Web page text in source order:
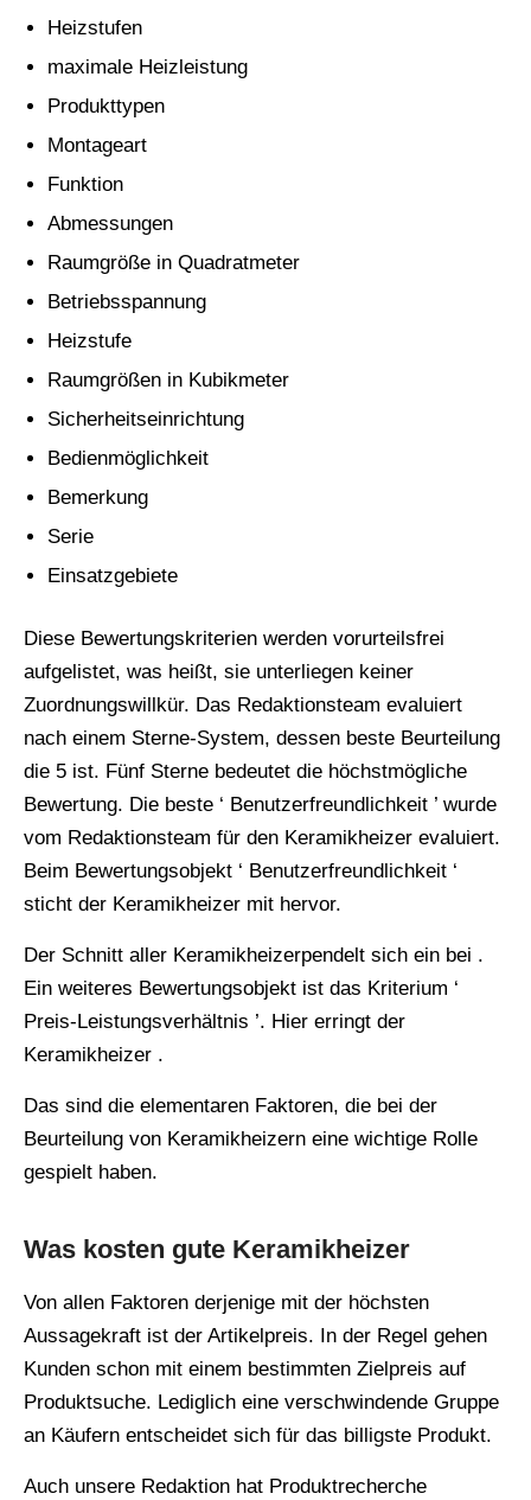
Heizstufen
maximale Heizleistung
Produkttypen
Montageart
Funktion
Abmessungen
Raumgröße in Quadratmeter
Betriebsspannung
Heizstufe
Raumgrößen in Kubikmeter
Sicherheitseinrichtung
Bedienmöglichkeit
Bemerkung
Serie
Einsatzgebiete
Diese Bewertungskriterien werden vorurteilsfrei
aufgelistet, was heißt, sie unterliegen keiner
Zuordnungswillkür. Das Redaktionsteam evaluiert
nach einem Sterne-System, dessen beste Beurteilung
die 5 ist. Fünf Sterne bedeutet die höchstmögliche
Bewertung. Die beste ‘ Benutzerfreundlichkeit ’ wurde
vom Redaktionsteam für den Keramikheizer evaluiert.
Beim Bewertungsobjekt ‘ Benutzerfreundlichkeit ‘
sticht der Keramikheizer mit hervor.
Der Schnitt aller Keramikheizerpendelt sich ein bei .
Ein weiteres Bewertungsobjekt ist das Kriterium ‘
Preis-Leistungsverhältnis ’. Hier erringt der
Keramikheizer .
Das sind die elementaren Faktoren, die bei der
Beurteilung von Keramikheizern eine wichtige Rolle
gespielt haben.
Was kosten gute Keramikheizer
Von allen Faktoren derjenige mit der höchsten
Aussagekraft ist der Artikelpreis. In der Regel gehen
Kunden schon mit einem bestimmten Zielpreis auf
Produktsuche. Lediglich eine verschwindende Gruppe
an Käufern entscheidet sich für das billigste Produkt.
Auch unsere Redaktion hat Produktrecherche